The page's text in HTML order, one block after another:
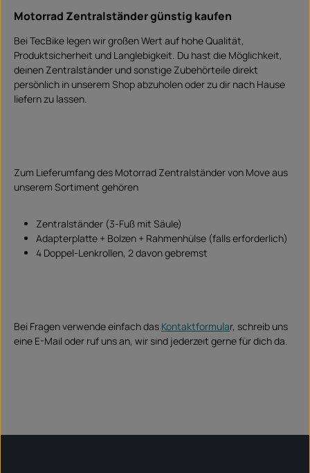
Motorrad Zentralständer günstig kaufen
Bei TecBike legen wir großen Wert auf hohe Qualität,
Produktsicherheit und Langlebigkeit. Du hast die Möglichkeit,
deinen Zentralständer und sonstige Zubehörteile direkt
persönlich in unserem Shop abzuholen oder zu dir nach Hause
liefern zu lassen.
Zum Lieferumfang des Motorrad Zentralständer von Move aus
unserem Sortiment gehören
Zentralständer (3-Fuß mit Säule)
Adapterplatte + Bolzen + Rahmenhülse (falls erforderlich)
4 Doppel-Lenkrollen, 2 davon gebremst
Bei Fragen verwende einfach das Kontaktformular, schreib uns
eine E-Mail oder ruf uns an, wir sind jederzeit gerne für dich da.